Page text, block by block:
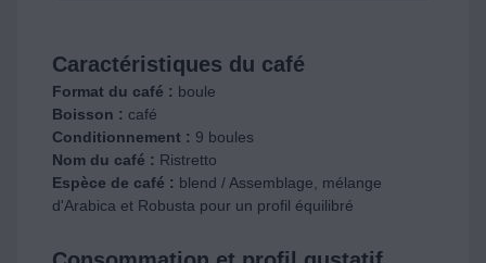
Caractéristiques du café
Format du café : boule
Boisson : café
Conditionnement : 9 boules
Nom du café : Ristretto
Espèce de café : blend / Assemblage, mélange
d'Arabica et Robusta pour un profil équilibré